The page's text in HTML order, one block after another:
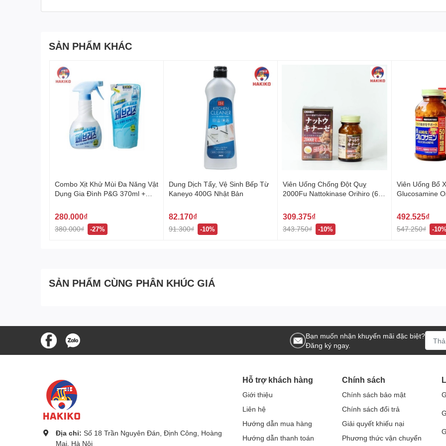
Bảo quản: Làm sạch sau mỗi lần sử dụng, bảo quản nơi khô ráo và sạch sẽ.
Hakiko - Nhà phân phối uy tín các sản phẩm chính hãng từ Nhật Bản
trường. Hakiko cam kết mang đến sản phẩm tiện ích, chất lượng cao, phù hợp với mọi nhu cầu bảo quản thực
Hộp nhựa đựng thực phẩm dáng cao 570ml loại tròn có nắp Nhật Bản không chỉ là giải pháp lưu trữ thực phẩm
bếp gọn gàng và hợp vệ sinh. Hakiko cam kết mang đến cho bạn những sản phẩm chất lượng cao, góp phần
SẢN PHẨM KHÁC
Combo Xịt Khử Mùi Đa Năng Vật
Dụng Gia Đình P&G 370ml +
280.000₫
380.000₫ -27%
Dung Dịch Tẩy, Vệ Sinh Bếp Từ
Kaneyo 400G Nhật Bản
82.170₫
91.300₫ -10%
Viên Uống Chống Đột Quỵ
2000Fu Nattokinase Orihiro (60
309.375₫
343.750₫ -10%
Viên Uống Bổ
Glucosamine
492.525₫
547.250₫ -
SẢN PHẨM CÙNG PHÂN KHÚC GIÁ
Bạn muốn nhận khuyến mãi đặc biệt?
Đăng ký ngay.
Địa chỉ: Số 18 Trần Nguyên Đán, Định Công, Hoàng
Mai, Hà Nội
Hỗ trợ khách hàng
Giới thiệu
Liên hệ
Hướng dẫn mua hàng
Hướng dẫn thanh toán
Chính sách
Chính sách bảo mật
Chính sách đổi trả
Giải quyết khiếu nại
Phương thức vận chuyển